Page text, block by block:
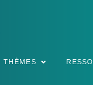
THÈMES